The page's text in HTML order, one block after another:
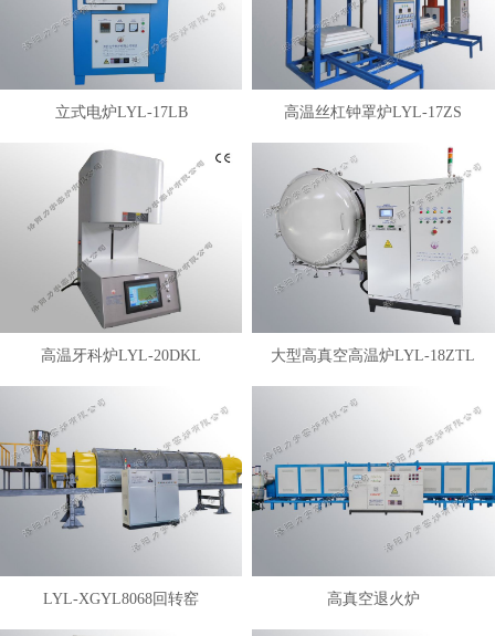
立式电炉LYL-17LB 高温丝杠钟罩炉LYL-17ZS
高温牙科炉LYL-20DKL 大型高真空高温炉LYL-18ZTL
LYL-XGYL8068回转窑 高真空退火炉